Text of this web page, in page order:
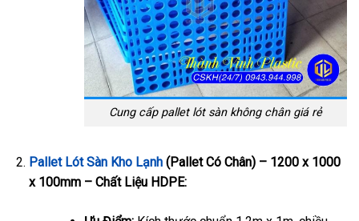
Cung cấp pallet lót sàn không chân giá rẻ
Pallet Lót Sàn Kho Lạnh (Pallet Có Chân) – 1200 x 1000
x 100mm – Chất Liệu HDPE: